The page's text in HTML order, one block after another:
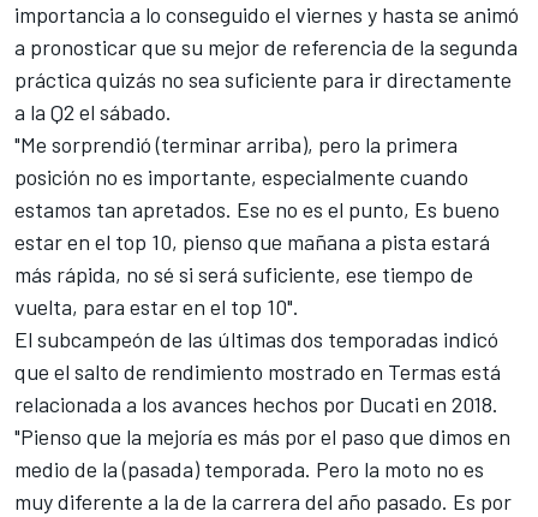
importancia a lo conseguido el viernes y hasta se animó
a pronosticar que su mejor de referencia de la segunda
práctica quizás no sea suficiente para ir directamente
a la Q2 el sábado.
"Me sorprendió (terminar arriba), pero la primera
posición no es importante, especialmente cuando
estamos tan apretados. Ese no es el punto, Es bueno
estar en el top 10, pienso que mañana a pista estará
más rápida, no sé si será suficiente, ese tiempo de
vuelta, para estar en el top 10".
El subcampeón de las últimas dos temporadas indicó
que el salto de rendimiento mostrado en Termas está
relacionada a los avances hechos por Ducati en 2018.
"Pienso que la mejoría es más por el paso que dimos en
medio de la (pasada) temporada. Pero la moto no es
muy diferente a la de la carrera del año pasado. Es por